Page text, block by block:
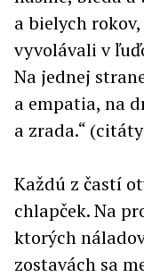
a bielych
vyvolávali v
Na jednej
a empatia, na
a zrada.“
Každú z častí
chlapček. Na
ktorých
zostavách sa